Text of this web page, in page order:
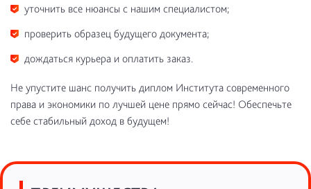
уточнить все нюансы с нашим специалистом;
проверить образец будущего документа;
дождаться курьера и оплатить заказ.
Не упустите шанс получить диплом Института современного
права и экономики по лучшей цене прямо сейчас! Обеспечьте
себе стабильный доход в будущем!